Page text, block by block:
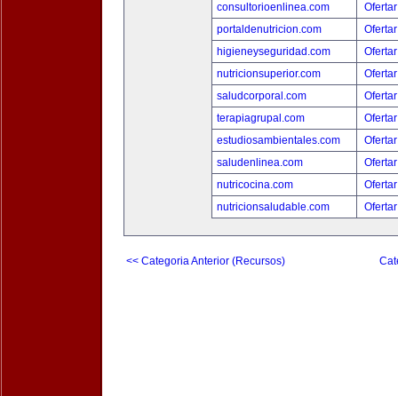
consultorioenlinea.com
portaldenutricion.com
higieneyseguridad.com
nutricionsuperior.com
saludcorporal.com
terapiagrupal.com
estudiosambientales.com
saludenlinea.com
nutricocina.com
nutricionsaludable.com
<< Categoria Anterior (Recursos)